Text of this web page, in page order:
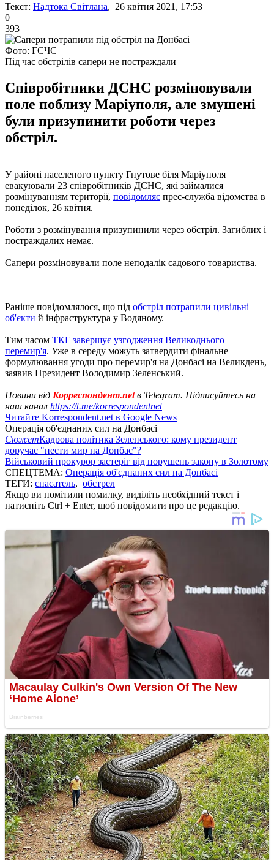
Текст: Надтока Світлана, 26 квітня 2021, 17:53
0
393
Фото: ГСЧС
Під час обстрілів сапери не постраждали
Співробітники ДСНС розміновували
поле поблизу Маріуполя, але змушені
були призупинити роботи через
обстріл.
У районі населеного пункту Гнутове біля Маріуполя
евакуювали 23 співробітників ДСНС, які займалися
розмінуванням території, повідомляє прес-служба відомства в
понеділок, 26 квітня.
Роботи з розмінування призупинили через обстріл. Загиблих і
постраждалих немає.
Сапери розміновували поле неподалік садового товариства.
Раніше повідомлялося, що під обстріл потрапили цивільні
об'єкти й інфраструктура у Водяному.
Тим часом ТКГ завершує узгодження Великоднього
перемир'я. Уже в середу можуть затвердити фінальне
формулювання угоди про перемир'я на Донбасі на Великдень,
заявив Президент Володимир Зеленський.
Новини від Корреспондент.netв Telegram. Підписуйтесь на
наш канал https://t.me/korrespondentnet
Читайте Korrespondent.net в Google News
Операція об'єднаних сил на Донбасі
СюжетКадрова політика Зеленського: кому президент
доручає "нести мир на Донбас"?
Військовий прокурор застеріг від порушень закону в Золотому
СПЕЦТЕМА: Операція об'єднаних сил на Донбасі
ТЕГИ: спасатель, обстрел
Якщо ви помітили помилку, виділіть необхідний текст і
натисніть Ctrl + Enter, щоб повідомити про це редакцію.